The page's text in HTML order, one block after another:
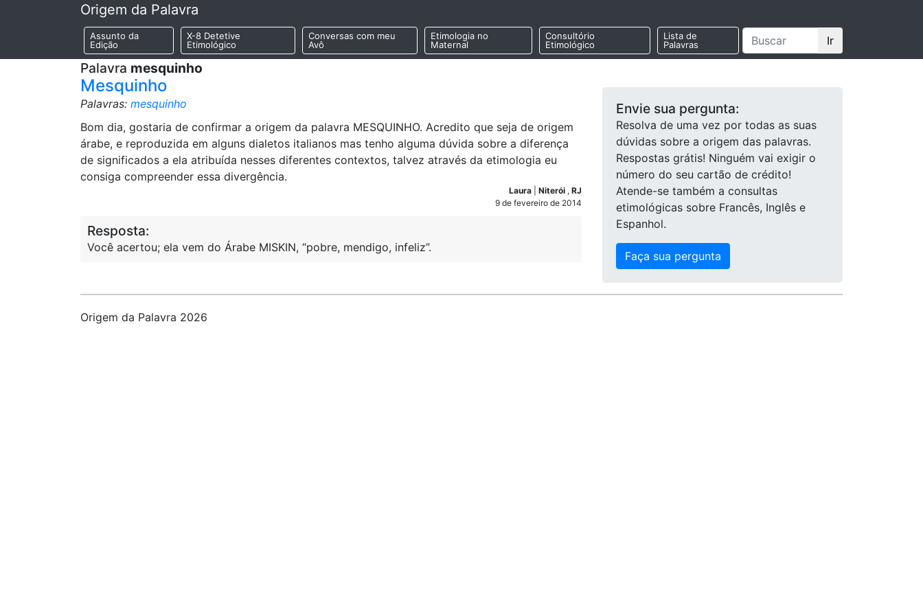
Origem da Palavra
Assunto da
Edição
X-8 Detetive
Etimológico
Conversas com meu
Avô
Etimologia no
Maternal
Consultório
Etimológico
Lista de
Palavras
Ir
Palavra mesquinho
Mesquinho
Palavras: mesquinho
Bom dia, gostaria de confirmar a origem da palavra MESQUINHO. Acredito que seja de origem
árabe, e reproduzida em alguns dialetos italianos mas tenho alguma dúvida sobre a diferença
de significados a ela atribuída nesses diferentes contextos, talvez através da etimologia eu
consiga compreender essa divergência.
Laura Niterói , RJ
9 de fevereiro de 2014
Resposta:
Você acertou; ela vem do Árabe MISKIN, “pobre, mendigo, infeliz”.
Envie sua pergunta:
Resolva de uma vez por todas as suas
dúvidas sobre a origem das palavras.
Respostas grátis! Ninguém vai exigir o
número do seu cartão de crédito!
Atende-se também a consultas
etimológicas sobre Francês, Inglês e
Espanhol.
Faça sua pergunta
Origem da Palavra 2026